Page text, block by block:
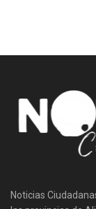
Noticias